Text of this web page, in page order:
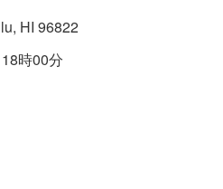
HI 96822
時00分